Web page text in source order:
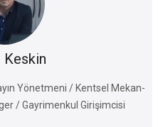
Keskin
Yönetmeni / Kentsel Mekan-
/ Gayrimenkul Girişimcisi